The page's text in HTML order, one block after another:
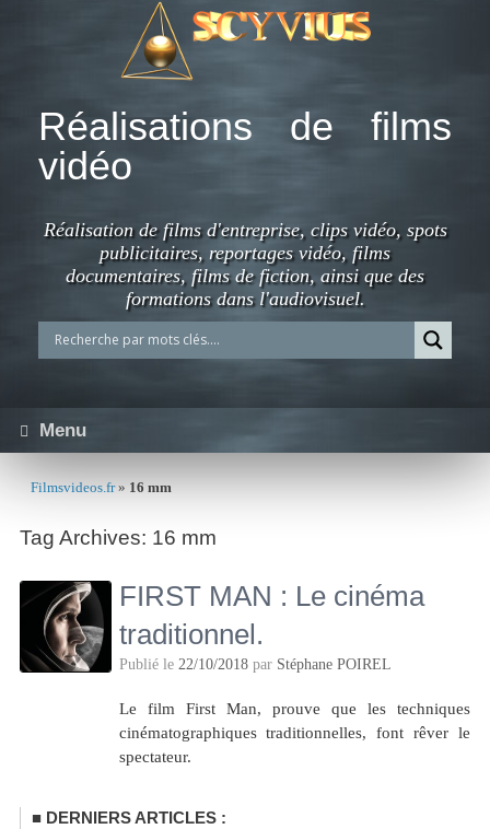
Réalisations de films
vidéo
Réalisation de films d'entreprise, clips vidéo, spots
publicitaires, reportages vidéo, films
documentaires, films de fiction, ainsi que des
formations dans l'audiovisuel.
Menu
Filmsvideos.fr» 16 mm
Tag Archives: 16 mm
FIRST MAN : Le cinéma
traditionnel.
Publié le 22/10/2018 par Stéphane POIREL
Le film First Man, prouve que les techniques
cinématographiques traditionnelles, font rêver le
spectateur.
DERNIERS ARTICLES :